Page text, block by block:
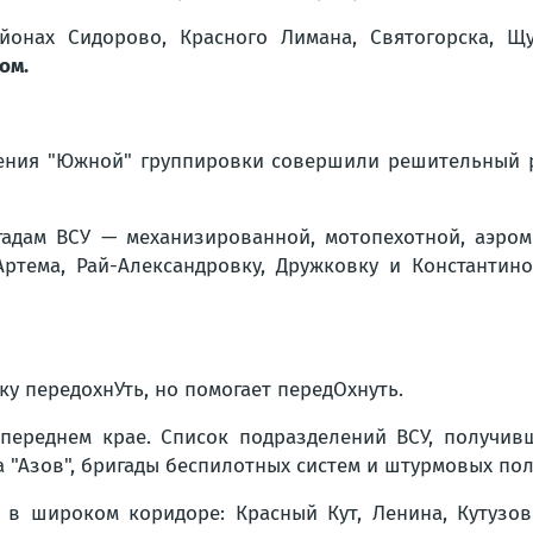
Сидорово, Красного Лимана, Святогорска,
"Южной" группировки совершили
ВСУ — механизированной, мотопехотной,
Рай-Александровку, Дружковку и
передохнУть, но помогает передОхнуть.
крае. Список подразделений ВСУ,
"Азов", бригады беспилотных систем и штурмовых
широком коридоре: Красный Кут, Ленина,